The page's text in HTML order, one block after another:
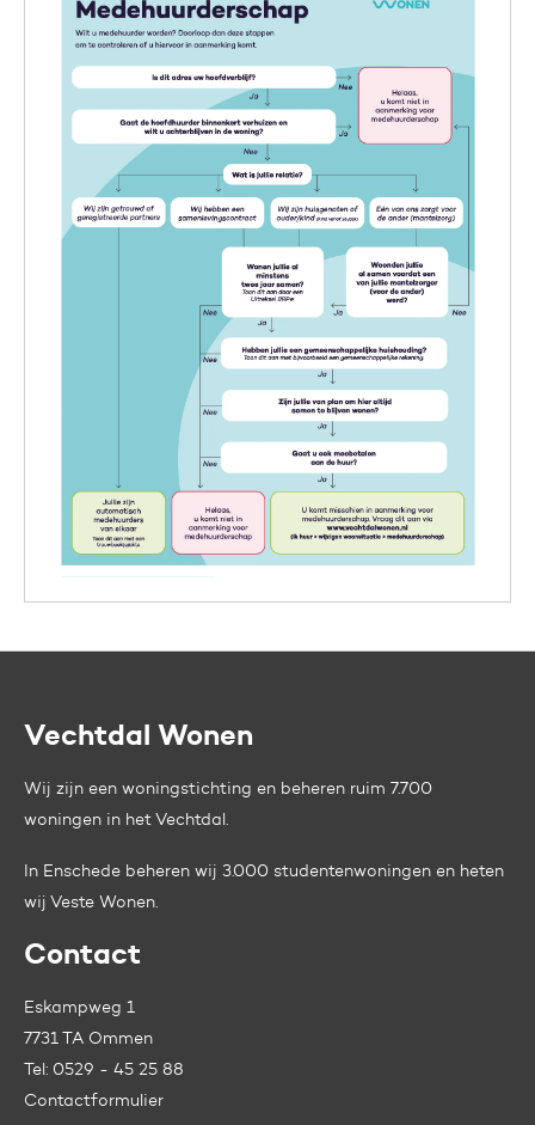
Contactinformatie
Vechtdal Wonen
Wij zijn een woningstichting en beheren ruim 7.700
woningen in het Vechtdal.
In Enschede beheren wij 3.000 studentenwoningen en heten
wij Veste Wonen.
Contact
Eskampweg 1
7731 TA Ommen
Tel: 0529 - 45 25 88
Contactformulier